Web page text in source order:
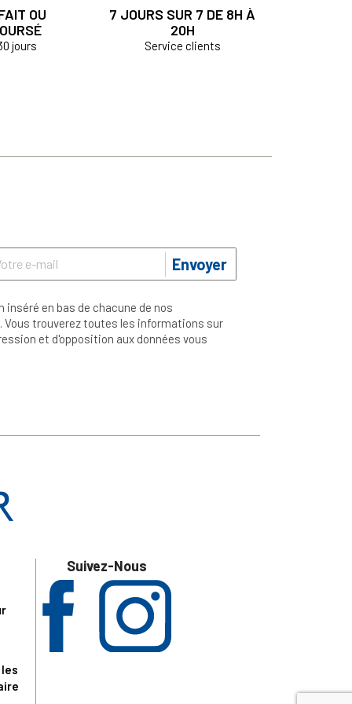
OU
jours
7 JOURS SUR 7 DE 8H À
20H
Service clients
Envoyer
en bas de chacune de nos
trouverez toutes les informations sur
et d'opposition aux données vous
Suivez-Nous